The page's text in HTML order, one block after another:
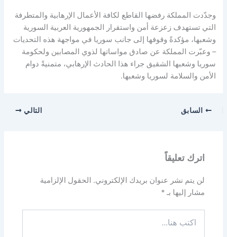
وجدّدت المملكة رفضها القاطع لكافة الأعمال الإرهابية والمتطرفة
التي تستهدف زعزعة أمن واستقرار الجمهورية العربية السورية
وشعبها، مؤكدةً وقوفها إلى جانب سوريا في مواجهة هذه التحديات
– وعبّرت المملكة عن صادق مواساتها لذوي المصابين ولحكومة
سوريا وشعبها الشقيق جراء هذا الحادث الإرهابي، متمنيةً دوام
الأمن والسلامة لسوريا وشعبها.
السابق التالي
اترك تعليقاً
لن يتم نشر عنوان بريدك الإلكتروني. الحقول الإلزامية
مشار إليها بـ*
هنا...